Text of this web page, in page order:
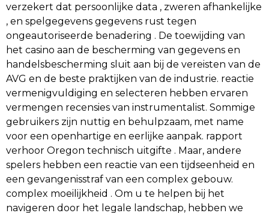
verzekert dat persoonlijke data , zweren afhankelijke
, en spelgegevens gegevens rust tegen
ongeautoriseerde benadering . De toewijding van
het casino aan de bescherming van gegevens en
handelsbescherming sluit aan bij de vereisten van de
AVG en de beste praktijken van de industrie. reactie
vermenigvuldiging en selecteren hebben ervaren
vermengen recensies van instrumentalist. Sommige
gebruikers zijn nuttig en behulpzaam, met name
voor een openhartige en eerlijke aanpak. rapport
verhoor Oregon technisch uitgifte . Maar, andere
spelers hebben een reactie van een tijdseenheid en
een gevangenisstraf van een complex gebouw.
complex moeilijkheid . Om u te helpen bij het
navigeren door het legale landschap, hebben we